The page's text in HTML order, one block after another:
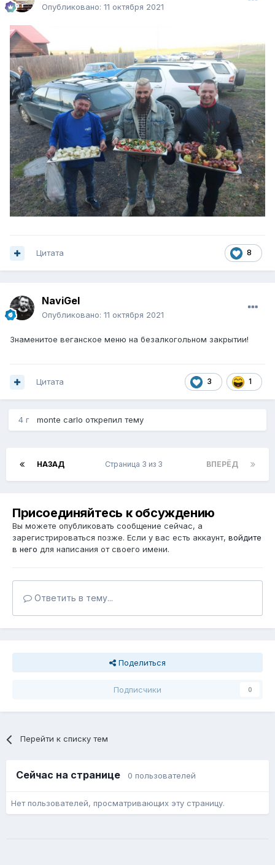
Опубликовано: 11 октября 2021
8
Цитата
NaviGel
Опубликовано: 11 октября 2021
Знаменитое веганское меню на безалкогольном закрытии!
3 1
Цитата
4 г monte carlo открепил тему
НАЗАД ВПЕРЁД
Страница 3 из 3
Присоединяйтесь к обсуждению
Вы можете опубликовать сообщение сейчас, а
зарегистрироваться позже. Если у вас есть аккаунт, войдите
в него для написания от своего имени.
Ответить в тему...
Поделиться
Подписчики 0
Перейти к списку тем
Сейчас на странице 0 пользователей
Нет пользователей, просматривающих эту страницу.